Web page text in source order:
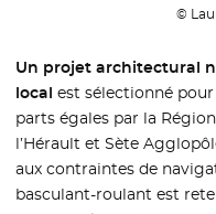
©
Un projet architectural
local est sélectionné
parts égales par la
l’Hérault et Sète
aux contraintes de
basculant-roulant est